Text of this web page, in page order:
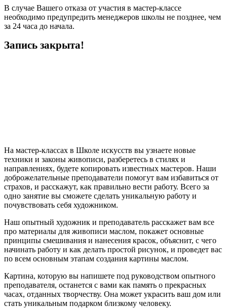
В случае Вашего отказа от участия в мастер-классе
необходимо предупредить менеджеров школы не позднее, чем
за 24 часа до начала.
Запись закрыта!
На мастер-классах в Школе искусств вы узнаете новые
техники и законы живописи, разберетесь в стилях и
направлениях, будете копировать известных мастеров. Наши
доброжелательные преподаватели помогут вам избавиться от
страхов, и расскажут, как правильно вести работу. Всего за
одно занятие вы сможете сделать уникальную работу и
почувствовать себя художником.
Наш опытный художник и преподаватель расскажет вам все
про материалы для живописи маслом, покажет основные
принципы смешивания и нанесения красок, объяснит, с чего
начинать работу и как делать простой рисунок, и проведет вас
по всем основным этапам создания картины маслом.
Картина, которую вы напишете под руководством опытного
преподавателя, останется с вами как память о прекрасных
часах, отданных творчеству. Она может украсить ваш дом или
стать уникальным подарком близкому человеку.